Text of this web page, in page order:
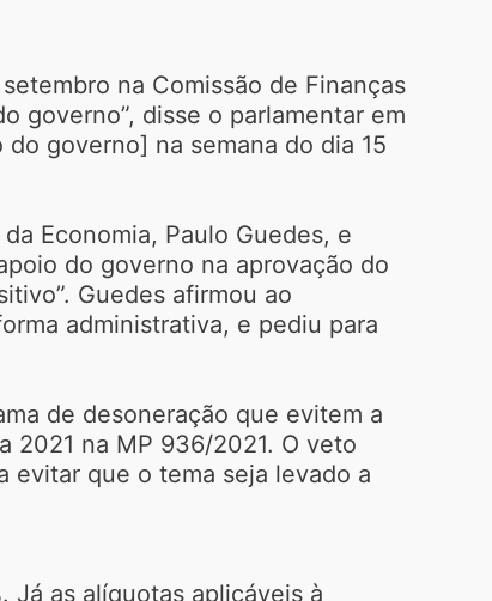
na Comissão de Finanças
governo”, disse o parlamentar em
governo] na semana do dia 15
Economia, Paulo Guedes, e
do governo na aprovação do
Guedes afirmou ao
administrativa, e pediu para
de desoneração que evitem a
2021 na MP 936/2021. O veto
evitar que o tema seja levado a
Já as alíquotas aplicáveis à